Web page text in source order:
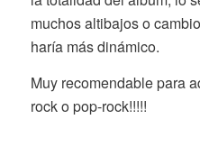
muchos altibajos o
haría más dinámico.
Muy recomendable para
rock o pop-rock!!!!!